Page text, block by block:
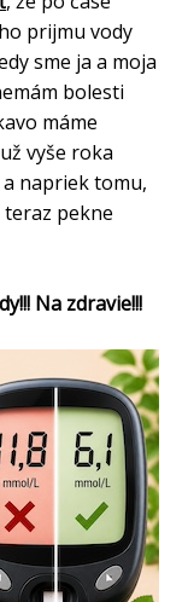
prijmu vody
sme ja a moja
bolesti
máme
vyše roka
napriek tomu,
pekne
Na zdravie!!!